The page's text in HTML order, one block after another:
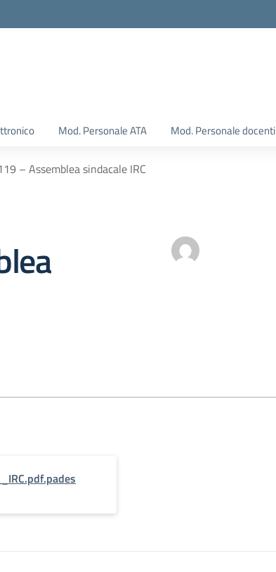
Mod. Personale ATA Mod. Personale docenti
– Assemblea sindacale IRC